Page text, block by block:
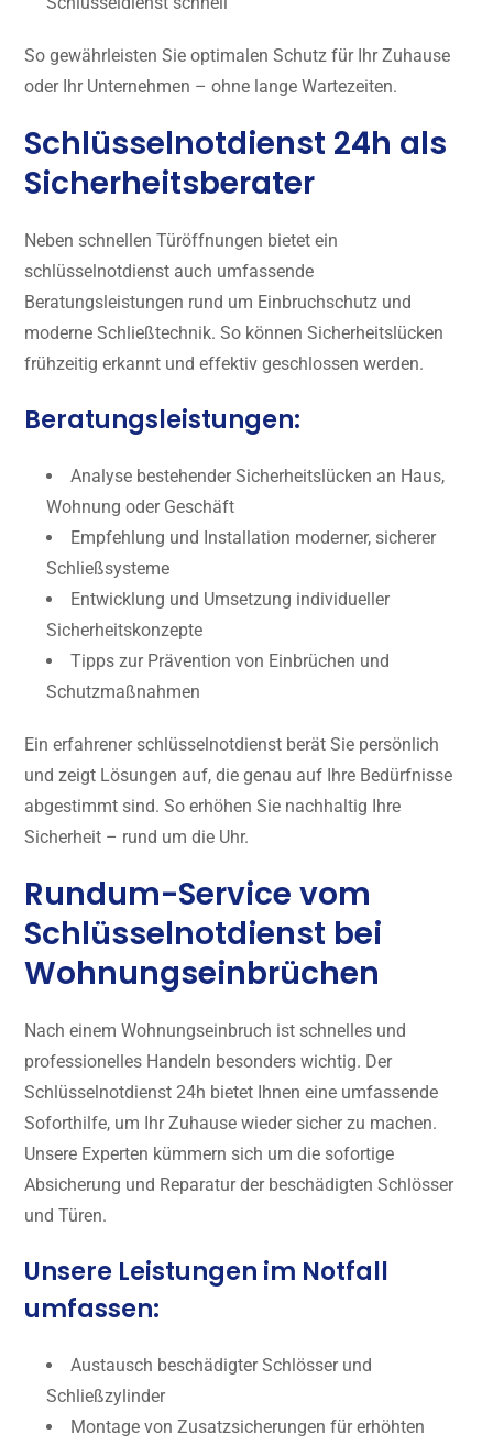
So gewährleisten Sie optimalen Schutz für Ihr Zuhause
oder Ihr Unternehmen – ohne lange Wartezeiten.
Schlüsselnotdienst 24h als
Sicherheitsberater
Neben schnellen Türöffnungen bietet ein
schlüsselnotdienst auch umfassende
Beratungsleistungen rund um Einbruchschutz und
moderne Schließtechnik. So können Sicherheitslücken
frühzeitig erkannt und effektiv geschlossen werden.
Beratungsleistungen:
Analyse bestehender Sicherheitslücken an Haus,
Wohnung oder Geschäft
Empfehlung und Installation moderner, sicherer
Schließsysteme
Entwicklung und Umsetzung individueller
Sicherheitskonzepte
Tipps zur Prävention von Einbrüchen und
Schutzmaßnahmen
Ein erfahrener schlüsselnotdienst berät Sie persönlich
und zeigt Lösungen auf, die genau auf Ihre Bedürfnisse
abgestimmt sind. So erhöhen Sie nachhaltig Ihre
Sicherheit – rund um die Uhr.
Rundum-Service vom
Schlüsselnotdienst bei
Wohnungseinbrüchen
Nach einem Wohnungseinbruch ist schnelles und
professionelles Handeln besonders wichtig. Der
Schlüsselnotdienst 24h bietet Ihnen eine umfassende
Soforthilfe, um Ihr Zuhause wieder sicher zu machen.
Unsere Experten kümmern sich um die sofortige
Absicherung und Reparatur der beschädigten Schlösser
und Türen.
Unsere Leistungen im Notfall
umfassen:
Austausch beschädigter Schlösser und
Schließzylinder
Montage von Zusatzsicherungen für erhöhten